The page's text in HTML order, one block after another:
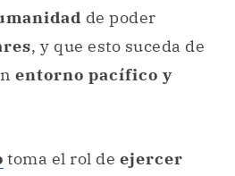
de poder
, y que esto suceda de
entorno pacífico y
toma el rol de ejercer